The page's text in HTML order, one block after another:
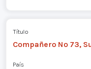
Título
Compañero Nº 73,
País